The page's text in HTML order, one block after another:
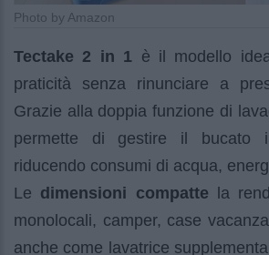
Photo by Amazon
Tectake 2 in 1 è il modello
praticità senza rinunciare a
Grazie alla doppia funzione di
permette di gestire il bucato
riducendo consumi di acqua,
Le dimensioni compatte la
monolocali, camper, case
anche come lavatrice